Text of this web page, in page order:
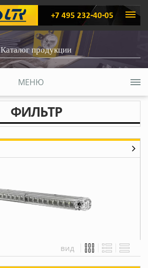
+7 495 232-40-05
Каталог продукции
МЕНЮ
ФИЛЬТР
вид